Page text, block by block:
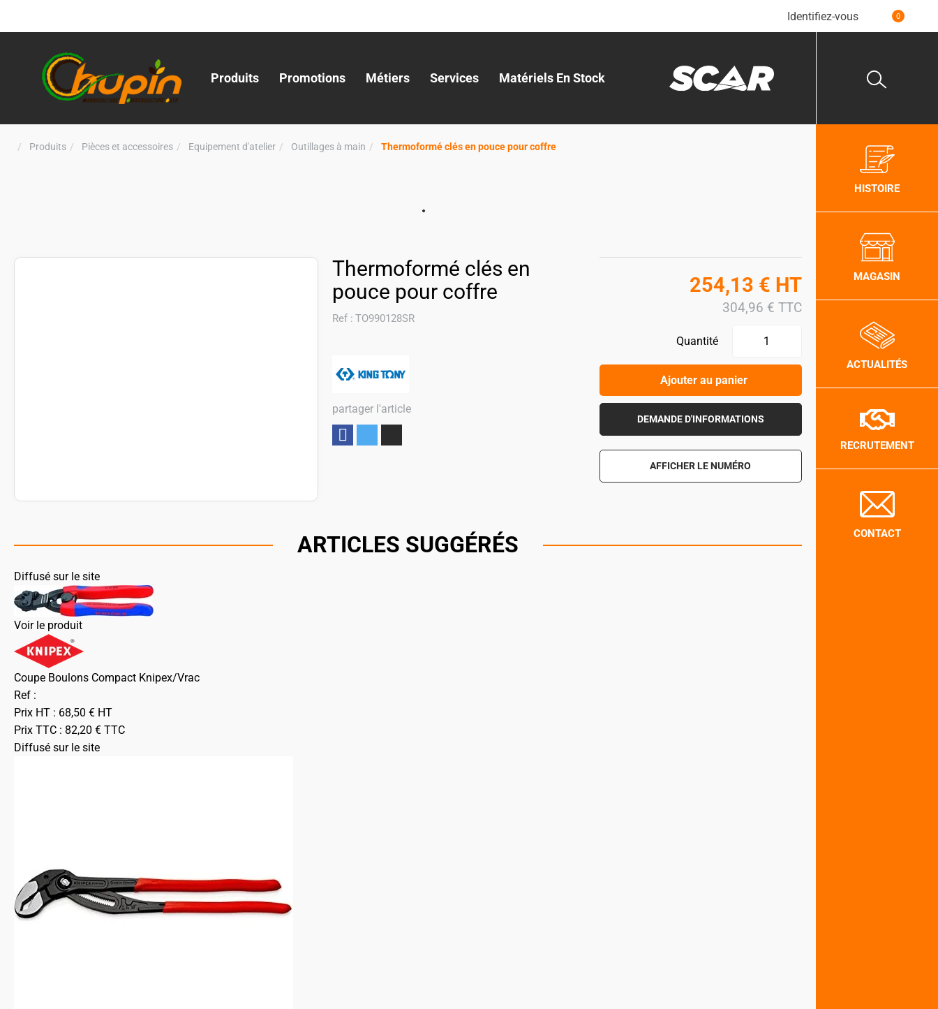
Identifiez-vous 0
Produits Promotions Métiers Services Matériels En Stock
Produits Pièces et accessoires Equipement d'atelier Outillages à main Thermoformé clés en pouce pour coffre
Thermoformé clés en
pouce pour coffre
Ref : TO990128SR
partager l'article
254,13 € HT
304,96 € TTC
Quantité
Ajouter au panier
DEMANDE D'INFORMATIONS
AFFICHER LE NUMÉRO
ARTICLES SUGGÉRÉS
Diffusé sur le site
Voir le produit
Coupe Boulons Compact Knipex/Vrac
Ref :
Prix HT : 68,50 € HT
Prix TTC : 82,20 € TTC
Diffusé sur le site
HISTOIRE
MAGASIN
ACTUALITÉS
RECRUTEMENT
CONTACT